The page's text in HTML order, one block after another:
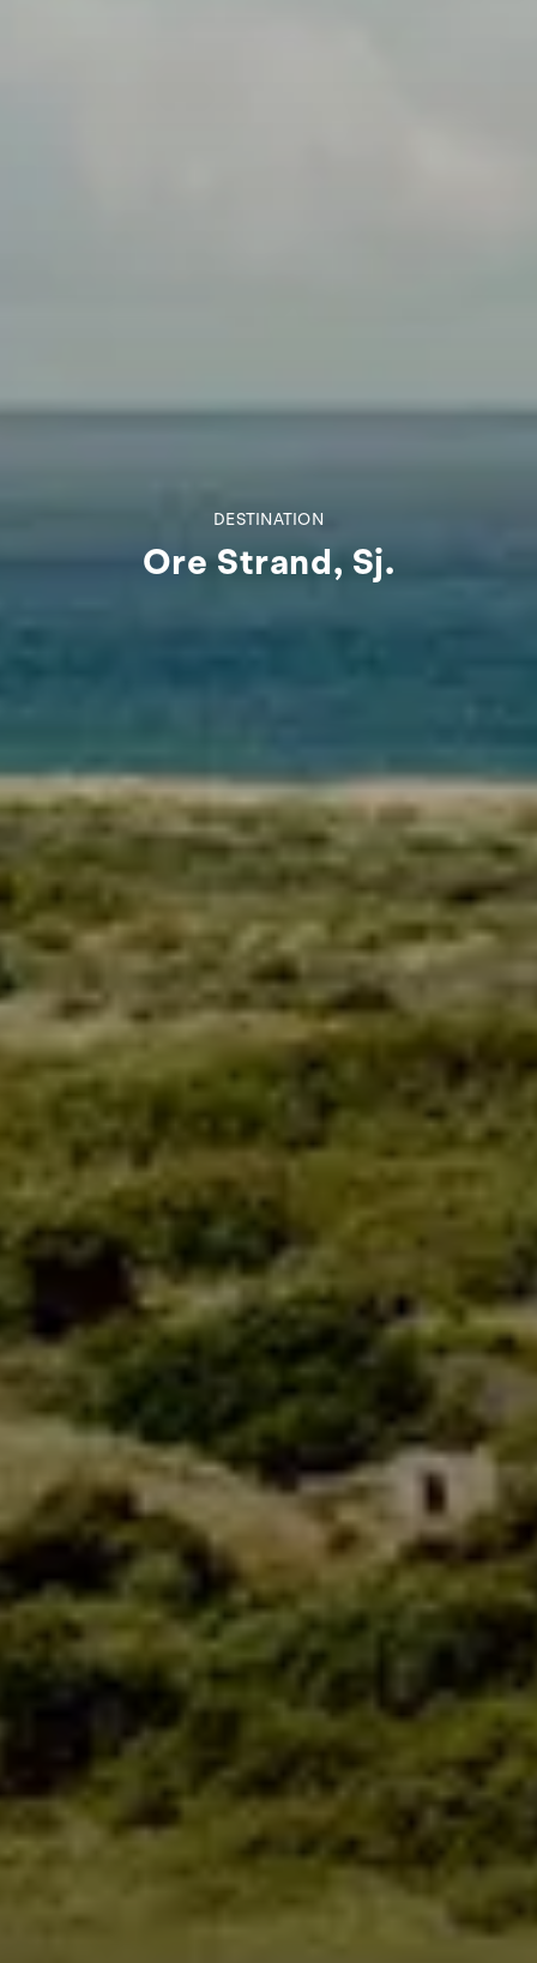
DESTINATION
Ore Strand, Sj.